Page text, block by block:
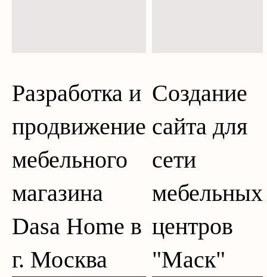
Разработка и
продвижение
мебельного
магазина
Dasa Home в
г. Москва
Создание
сайта для
сети
мебельных
центров
"Маск"